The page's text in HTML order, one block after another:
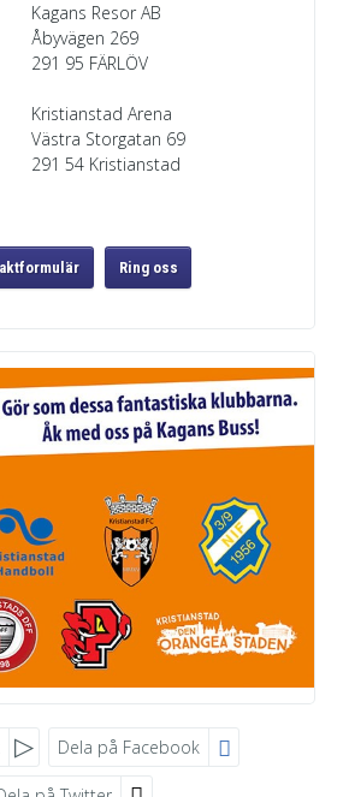
Kagans Resor AB
Åbyvägen 269
291 95 FÄRLÖV
Kristianstad Arena
Västra Storgatan 69
291 54 Kristianstad
Ring oss
Dela på Facebook